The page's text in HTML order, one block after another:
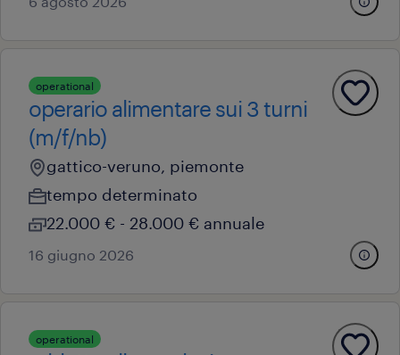
operational
operario alimentare sui 3 turni
(m/f/nb)
gattico-veruno, piemonte
tempo determinato
22.000 € - 28.000 € annuale
16 giugno 2026
operational